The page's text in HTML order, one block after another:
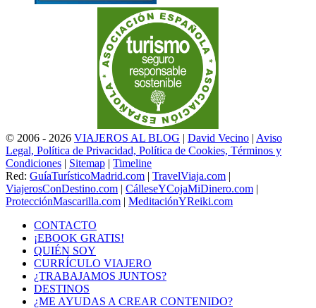
© 2006 - 2026 VIAJEROS AL BLOG | David Vecino | Aviso
Legal, Política de Privacidad, Política de Cookies, Términos y
Condiciones | Sitemap | Timeline
Red: GuíaTurísticoMadrid.com | TravelViaja.com |
ViajerosConDestino.com | CálleseYCojaMiDinero.com |
ProtecciónMascarilla.com | MeditaciónYReiki.com
CONTACTO
¡EBOOK GRATIS!
QUIÉN SOY
CURRÍCULO VIAJERO
¿TRABAJAMOS JUNTOS?
DESTINOS
¿ME AYUDAS A CREAR CONTENIDO?